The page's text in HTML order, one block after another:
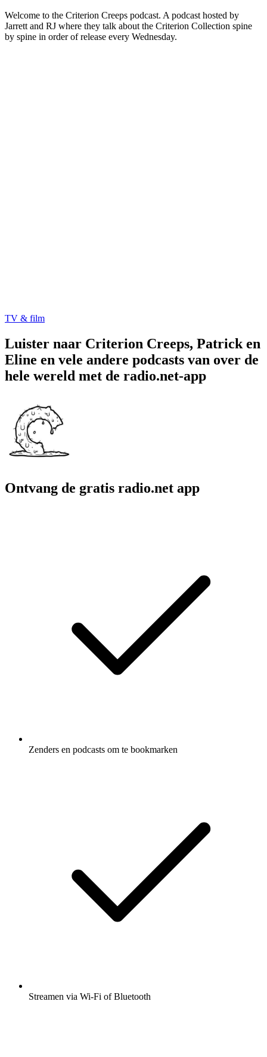
Welcome to the Criterion Creeps podcast. A podcast hosted by
Jarrett and RJ where they talk about the Criterion Collection spine
by spine in order of release every Wednesday.
TV & film
Luister naar Criterion Creeps, Patrick en
Eline en vele andere podcasts van over de
hele wereld met de radio.net-app
Ontvang de gratis radio.net app
Zenders en podcasts om te bookmarken
Streamen via Wi-Fi of Bluetooth